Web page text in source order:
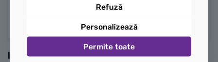
LEGO neechipat cu 3
Refuză
Personalizează
Permite toate